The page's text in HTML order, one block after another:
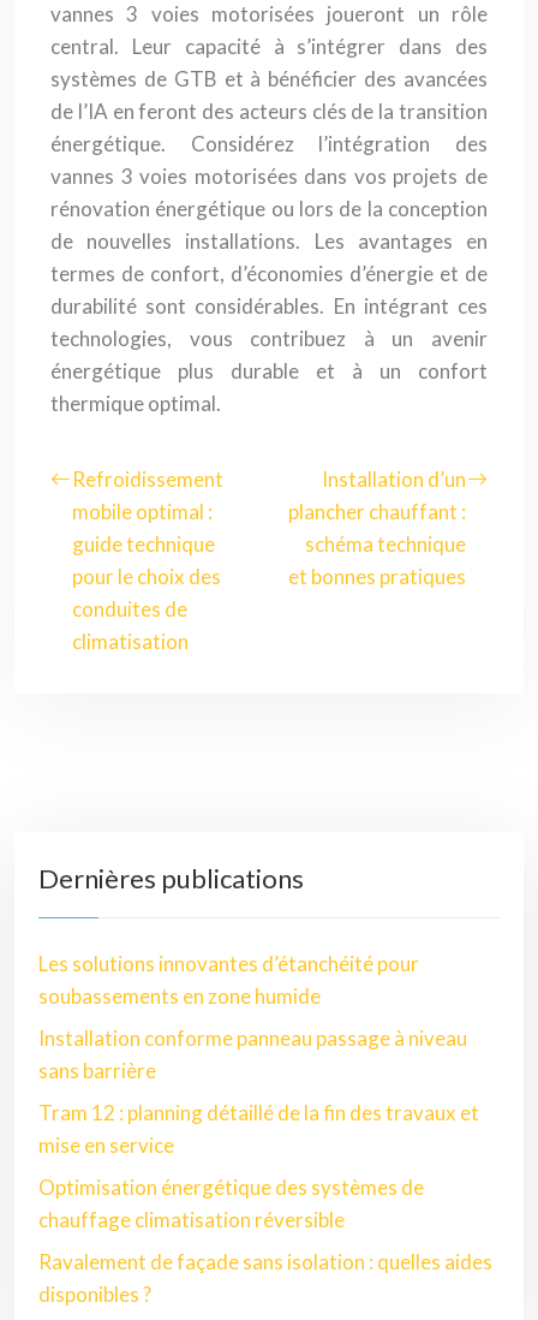
vannes 3 voies motorisées joueront un rôle
central. Leur capacité à s’intégrer dans des
systèmes de GTB et à bénéficier des avancées
de l’IA en feront des acteurs clés de la transition
énergétique. Considérez l’intégration des
vannes 3 voies motorisées dans vos projets de
rénovation énergétique ou lors de la conception
de nouvelles installations. Les avantages en
termes de confort, d’économies d’énergie et de
durabilité sont considérables. En intégrant ces
technologies, vous contribuez à un avenir
énergétique plus durable et à un confort
thermique optimal.
Refroidissement
mobile optimal :
guide technique
pour le choix des
conduites de
climatisation
Installation d’un
plancher chauffant :
schéma technique
et bonnes pratiques
Dernières publications
Les solutions innovantes d’étanchéité pour
soubassements en zone humide
Installation conforme panneau passage à niveau
sans barrière
Tram 12 : planning détaillé de la fin des travaux et
mise en service
Optimisation énergétique des systèmes de
chauffage climatisation réversible
Ravalement de façade sans isolation : quelles aides
disponibles ?